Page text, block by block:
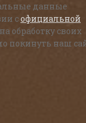
данные
софициальной
обработку своих
покинуть наш